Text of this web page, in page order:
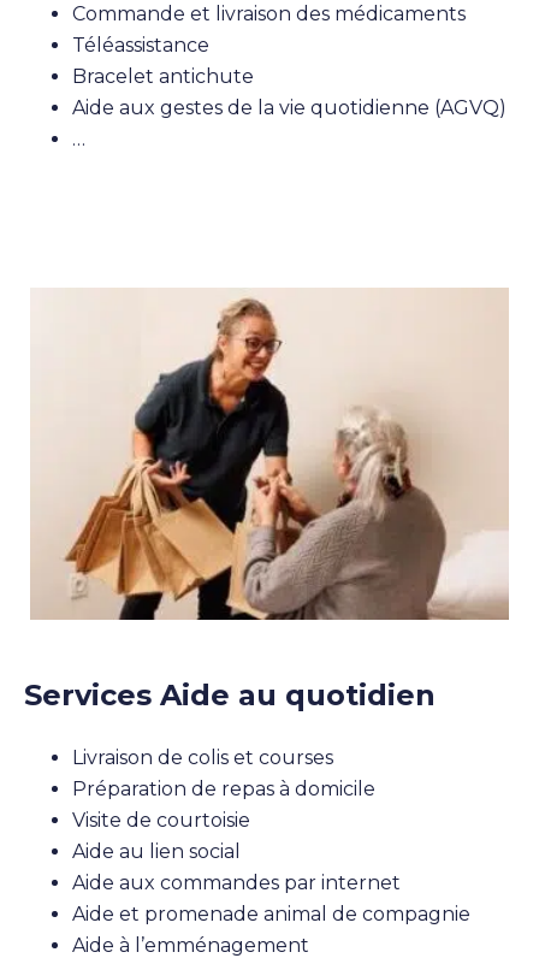
Commande et livraison des médicaments
Téléassistance
Bracelet antichute
Aide aux gestes de la vie quotidienne (AGVQ)
…
Services Aide au quotidien
Livraison de colis et courses
Préparation de repas à domicile
Visite de courtoisie
Aide au lien social
Aide aux commandes par internet
Aide et promenade animal de compagnie
Aide à l’emménagement